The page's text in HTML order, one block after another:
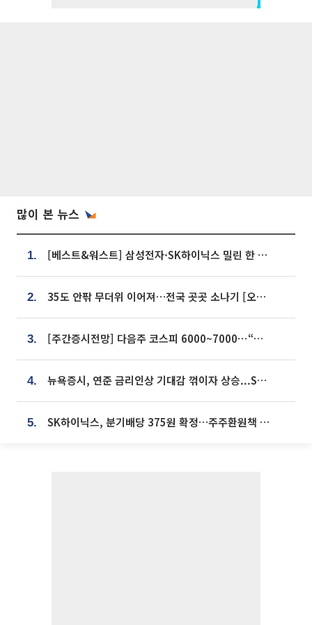
많이 본 뉴스
1. [베스트&워스트] 삼성전자·SK하이닉스 밀린 한 주…상상인증권은 85% 급등
2. 35도 안팎 무더위 이어져…전국 곳곳 소나기 [오늘 날씨]
3. [주간증시전망] 다음주 코스피 6000~7000⋯“外人 수급은 정책이 변수”
4. 뉴욕증시, 연준 금리인상 기대감 꺾이자 상승...S&P500 사상 최고치 [종합]
5. SK하이닉스, 분기배당 375원 확정…주주환원책 9월로 앞당겨 발표